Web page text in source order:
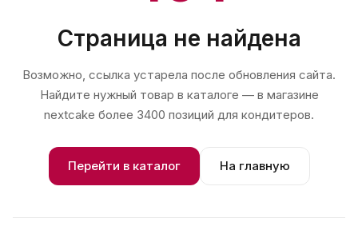
Страница не найдена
Возможно, ссылка устарела после обновления сайта.
Найдите нужный товар в каталоге — в магазине
nextcake более 3400 позиций для кондитеров.
Перейти в каталог На главную